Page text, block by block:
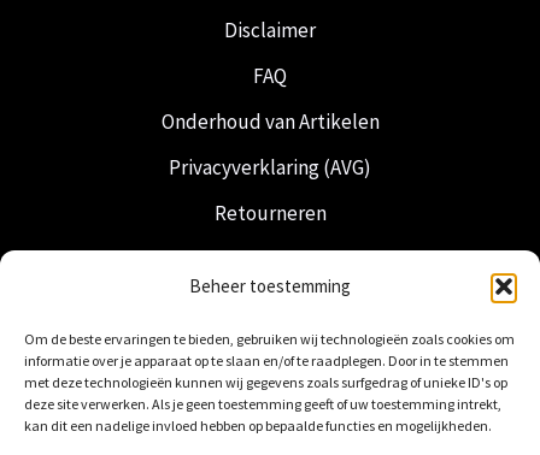
Beheer toestemming
Om de beste ervaringen te bieden, gebruiken wij technologieën zoals cookies om
informatie over je apparaat op te slaan en/of te raadplegen. Door in te stemmen
met deze technologieën kunnen wij gegevens zoals surfgedrag of unieke ID's op
deze site verwerken. Als je geen toestemming geeft of uw toestemming intrekt,
kan dit een nadelige invloed hebben op bepaalde functies en mogelijkheden.
Disclaimer
FAQ
Onderhoud van Artikelen
Privacyverklaring (AVG)
Retourneren
Verzending & Levering
Nederlandse Regalia